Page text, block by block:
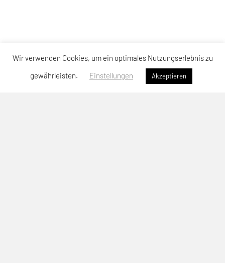
Wir verwenden Cookies, um ein optimales Nutzungserlebnis zu
gewährleisten.
Einstellungen Akzeptieren